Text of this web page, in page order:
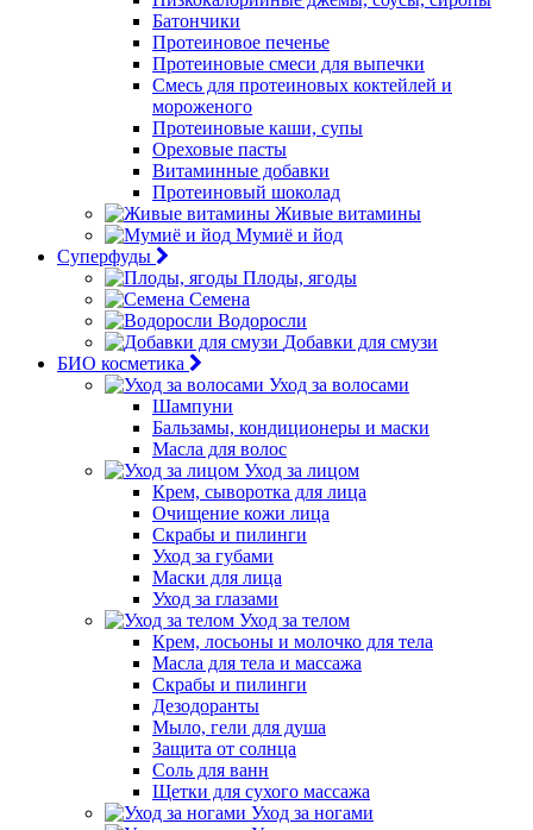
Батончики
Протеиновое печенье
Протеиновые смеси для выпечки
Смесь для протеиновых коктейлей и
мороженого
Протеиновые каши, супы
Ореховые пасты
Витаминные добавки
Протеиновый шоколад
Живые витамины
Мумиё и йод
Суперфуды
Плоды, ягоды
Семена
Водоросли
Добавки для смузи
БИО косметика
Уход за волосами
Шампуни
Бальзамы, кондиционеры и маски
Масла для волос
Уход за лицом
Крем, сыворотка для лица
Очищение кожи лица
Скрабы и пилинги
Уход за губами
Маски для лица
Уход за глазами
Уход за телом
Крем, лосьоны и молочко для тела
Масла для тела и массажа
Скрабы и пилинги
Дезодоранты
Мыло, гели для душа
Защита от солнца
Соль для ванн
Щетки для сухого массажа
Уход за ногами